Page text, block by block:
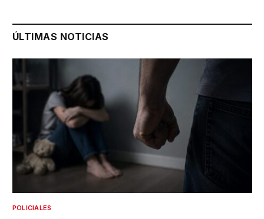
ÚLTIMAS NOTICIAS
POLICIALES